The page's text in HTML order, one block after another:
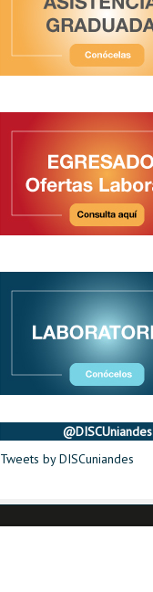
@DISCUniandes
Tweets by DISCuniandes